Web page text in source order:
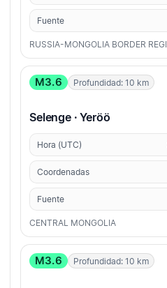
Fuente
RUSSIA-MONGOLIA BORDER
M3.6 Profundidad: 10 km
Selenge · Yeröö
Hora (UTC)
Coordenadas
Fuente
CENTRAL MONGOLIA
M3.6 Profundidad: 10 km